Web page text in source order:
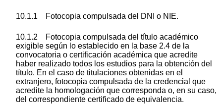
10.1.1 Fotocopia compulsada del DNI o NIE.
10.1.2 Fotocopia compulsada del título académico
exigible según lo establecido en la base 2.4 de la
convocatoria o certificación académica que acredite
haber realizado todos los estudios para la obtención del
título. En el caso de titulaciones obtenidas en el
extranjero, fotocopia compulsada de la credencial que
acredite la homologación que corresponda o, en su caso,
del correspondiente certificado de equivalencia.